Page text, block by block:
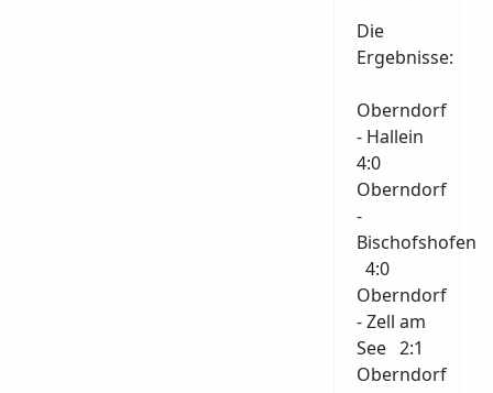
Die
Ergebnisse:
Oberndorf
- Hallein
4:0
Oberndorf
-
Bischofshofen
4:0
Oberndorf
- Zell am
See 2:1
Oberndorf